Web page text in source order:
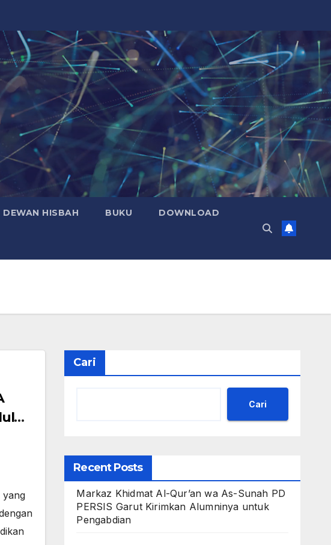
DEWAN HISBAH BUKU DOWNLOAD
yang
Cari
Cari
Recent Posts
Markaz Khidmat Al-Qur’an wa As-Sunah PD
PERSIS Garut Kirimkan Alumninya untuk
Pengabdian